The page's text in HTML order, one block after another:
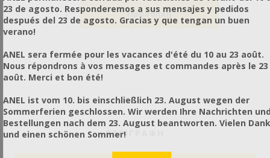
ΠΕΡΙΓΡΑΦΗ
23 de agosto. Responderemos a sus mensajes y pedidos
después del 23 de agosto. Gracias y que tengan un buen
verano!
ANEL sera fermée pour les vacances d'été du 10 au 23 août.
Nous répondrons à vos messages et commandes après le 23
août. Merci et bon été!
ANEL ist vom 10. bis einschließlich 23. August wegen der
Sommerferien geschlossen. Wir werden Ihre Nachrichten
Bestellungen nach dem 23. August beantworten. Vielen Dank
und einen schönen Sommer!